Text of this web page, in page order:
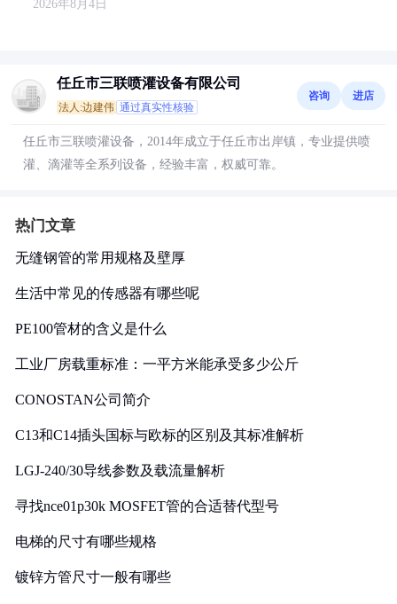
2026年8月4日
任丘市三联喷灌设备有限公司
法人:边建伟 通过真实性核验
咨询 进店
任丘市三联喷灌设备，2014年成立于任丘市出岸镇，专业提供喷
灌、滴灌等全系列设备，经验丰富，权威可靠。
热门文章
无缝钢管的常用规格及壁厚
生活中常见的传感器有哪些呢
PE100管材的含义是什么
工业厂房载重标准：一平方米能承受多少公斤
CONOSTAN公司简介
C13和C14插头国标与欧标的区别及其标准解析
LGJ-240/30导线参数及载流量解析
寻找nce01p30k MOSFET管的合适替代型号
电梯的尺寸有哪些规格
镀锌方管尺寸一般有哪些